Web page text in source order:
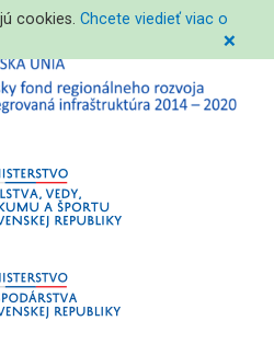
cookies.Chcete viedieť viac o
❌